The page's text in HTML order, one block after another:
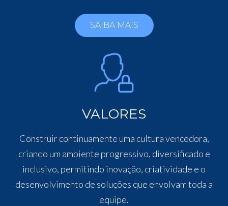
SAIBA MAIS
VALORES
Construir continuamente uma cultura vencedora,
criando um ambiente progressivo, diversificado e
inclusivo, permitindo inovação, criatividade e o
desenvolvimento de soluções que envolvam toda a
equipe.